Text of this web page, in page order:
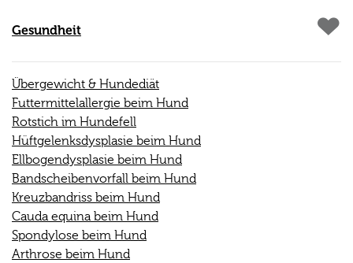
Gesundheit
Übergewicht & Hundediät
Futtermittelallergie beim Hund
Rotstich im Hundefell
Hüftgelenksdysplasie beim Hund
Ellbogendysplasie beim Hund
Bandscheibenvorfall beim Hund
Kreuzbandriss beim Hund
Cauda equina beim Hund
Spondylose beim Hund
Arthrose beim Hund